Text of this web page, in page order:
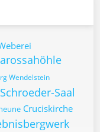
Wendelstein
Saal
Cruciskirche